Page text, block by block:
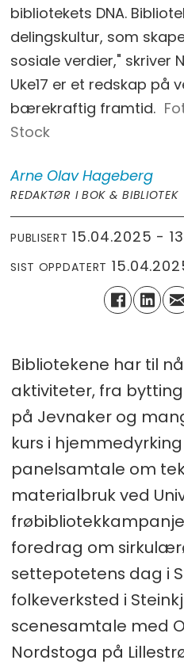
bibliotekets DNA.
delingskultur, som
sosiale verdier," skriver
Uke17 er et redskap på
bærekraftig framtid.
Stock
Arne Olav Hageberg
REDAKTØR I BOK & BIBLIOTEK
PUBLISERT 15.04.2025 -
SIST OPPDATERT
Bibliotekene har til
aktiviteter, fra
på Jevnaker og
kurs i
panelsamtale om
materialbruk ved
foredrag om
settepotetens dag i
folkeverksted i
scenesamtale med
Nordstoga på